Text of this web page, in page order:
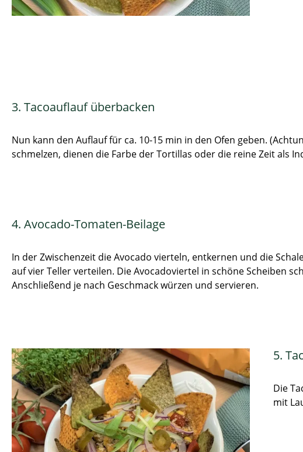
3. Tacoauflauf überbacken
Nun kann den Auflauf für ca. 10-15 min in den Ofen geben.
schmelzen, dienen die Farbe der Tortillas oder die reine Zeit als
4. Avocado-Tomaten-Beilage
In der Zwischenzeit die Avocado vierteln, entkernen und die
auf vier Teller verteilen. Die Avocadoviertel in schöne Scheiben
Anschließend je nach Geschmack würzen und servieren.
5.
Die
mit